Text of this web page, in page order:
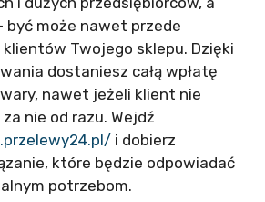
być może nawet przede
Twojego sklepu. Dzięki
dostaniesz całą wpłatę
nawet jeżeli klient nie
nie od razu. Wejdź
i dobierz
które będzie odpowiadać
potrzebom.